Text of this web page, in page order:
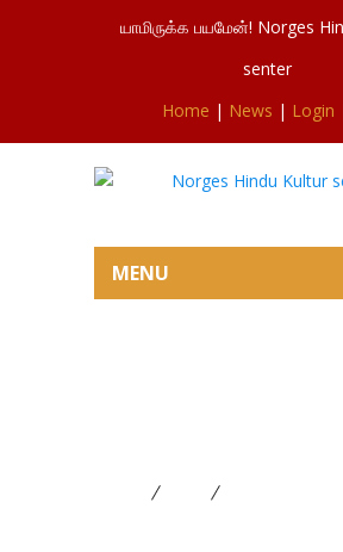
யாமிருக்க பயமேன்! Norges
senter
Home | News | Login
MENU